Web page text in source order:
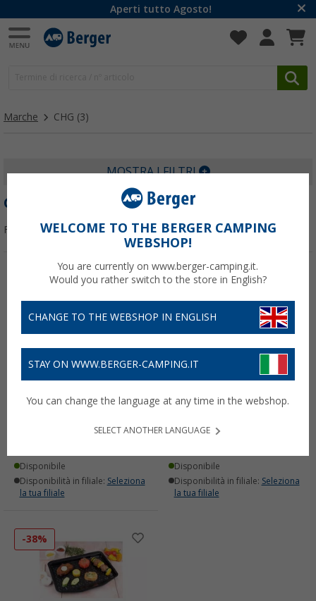
Aperti tutto Agosto!
Marche CHG (3)
MOSTRA I FILTRI
CHG
Filtrare per:
Burriera per frigo CHG
Disponibile
Disponibilità in filiale: Seleziona
la tua filiale
Set stampi Marie per
torte a strati 3 pezzi
Disponibile
Disponibilità in filiale: Seleziona
la tua filiale
-38%
WELCOME TO THE BERGER CAMPING
WEBSHOP!
You are currently on www.berger-camping.it.
Would you rather switch to the store in English?
CHANGE TO THE WEBSHOP IN ENGLISH
STAY ON WWW.BERGER-CAMPING.IT
You can change the language at any time in the webshop.
SELECT ANOTHER LANGUAGE